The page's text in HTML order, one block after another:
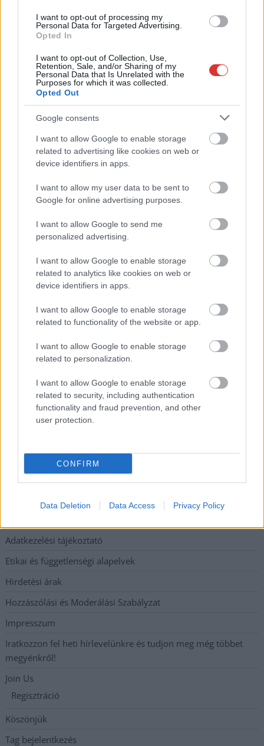
I want to opt-out of processing my
Personal Data for Targeted Advertising.
Opted In
I want to opt-out of Collection, Use,
Retention, Sale, and/or Sharing of my
Personal Data that Is Unrelated with the
Purposes for which it was collected.
Opted Out
Google consents
I want to allow Google to enable storage
related to advertising like cookies on web or
device identifiers in apps.
I want to allow my user data to be sent to
Google for online advertising purposes.
I want to allow Google to send me
personalized advertising.
I want to allow Google to enable storage
related to analytics like cookies on web or
device identifiers in apps.
I want to allow Google to enable storage
related to functionality of the website or app.
I want to allow Google to enable storage
related to personalization.
I want to allow Google to enable storage
related to security, including authentication
functionality and fraud prevention, and other
user protection.
CONFIRM
Data Deletion Data Access Privacy Policy
munkáltatói jogaikat
Sok volt az igazolatlan hiányzás, Pócs János fizetéslevonást
A Szolnok megyei gazdák nagyon nem akarták a JÉGER
további üzemeltetését
Csendélet 5.0: alig balesetveszélyes lépcső és remek
állapotban levő buszmegálló mutatja, hogy Szolnok mennyire
élhető város
Pénteken újra csökken a benzin és a gázolaj ára is
Országgyűlés
Harmadfokú hőségriasztás az országban: Szolnokon klímát
A zárkában rosszul lett, elájult – ilyen körülményekről
számoltak be a szolnoki börtönből
Váratlan fennakadás borította fel a Szolnok–Kecskemét
vasútvonal közlekedését
elbocsátott dolgozón segítene
kerékpárgyártás meghatározó szereplője
Egyszer fent, egyszer lent, így festett a Duna a két évvel
ezelőtti árvíz idején és így most – fotógyűjtemény
Ilyenek eddig a tapasztalatok a vendégektől – a hőhullám
miatt ingyenes a strandolás Szolnokon
Elérhetőség
Adatkezelési tájékoztató
Etikai és függetlenségi alapelvek
Hirdetési árak
Hozzászólási és Moderálási Szabályzat
Impresszum
Iratkozzon fel heti hírlevelünkre és tudjon meg még többet
megyénkről!
Join Us
Regisztráció
Köszönjük
Tag bejelentkezés